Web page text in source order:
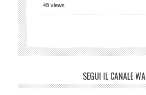
48 views
SEGUI IL CANALE WA